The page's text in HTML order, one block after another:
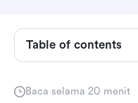
Baca selama 20 menit
Table of contents
Alat manajemen
persyaratan?